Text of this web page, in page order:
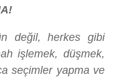
değil, herkes gibi
işlemek, düşmek,
seçimler yapma ve